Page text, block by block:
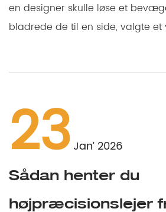
en designer skulle løse et
bladrede de til en side, valgte et
23 Jan’ 2026
Sådan henter du
højpræcisionslejer